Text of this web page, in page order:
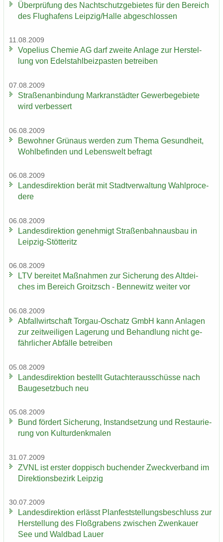
Über­prü­fung des Nacht­schutz­ge­bie­tes für den Be­reich
des Flug­ha­fens Leip­zig/Halle ab­ge­schlos­sen
11.08.2009
Vo­pe­li­us Che­mie AG darf zwei­te An­la­ge zur Her­stel­
lung von Edel­stahl­beiz­pas­ten be­trei­ben
07.08.2009
Stra­ßen­an­bin­dung Markran­städ­ter Ge­wer­be­ge­bie­te
wird ver­bes­sert
06.08.2009
Be­woh­ner Grün­aus wer­den zum Thema Ge­sund­heit,
Wohl­be­fin­den und Le­bens­welt be­fragt
06.08.2009
Lan­des­di­rek­ti­on berät mit Stadt­ver­wal­tung Wahlpro­ce­
de­re
06.08.2009
Lan­des­di­rek­ti­on ge­neh­migt Stra­ßen­bahn­aus­bau in
Leipzig-​Stötteritz
06.08.2009
LTV be­rei­tet Maß­nah­men zur Si­che­rung des Alt­dei­
ches im Be­reich Groitzsch - Ben­ne­witz wei­ter vor
06.08.2009
Ab­fall­wirt­schaft Torgau-​Oschatz GmbH kann An­la­gen
zur zeit­wei­li­gen La­ge­rung und Be­hand­lung nicht ge­
fähr­li­cher Ab­fäl­le be­trei­ben
05.08.2009
Lan­des­di­rek­ti­on be­stellt Gut­ach­ter­aus­schüs­se nach
Bau­ge­setz­buch neu
05.08.2009
Bund för­dert Si­che­rung, In­stand­set­zung und Re­stau­rie­
rung von Kul­tur­denk­ma­len
31.07.2009
ZVNL ist ers­ter dop­pisch bu­chen­der Zweck­ver­band im
Di­rek­ti­ons­be­zirk Leip­zig
30.07.2009
Lan­des­di­rek­ti­on er­lässt Plan­fest­stel­lungs­be­schluss zur
Her­stel­lung des Floß­gra­bens zwi­schen Zwenkau­er
See und Wald­bad Lauer